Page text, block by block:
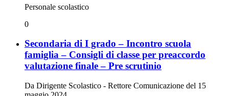
Personale scolastico
0
Secondaria di I grado – Incontro scuola
famiglia – Consigli di classe per preaccordo
valutazione finale – Pre scrutinio
Da Dirigente Scolastico - Rettore Comunicazione del 15